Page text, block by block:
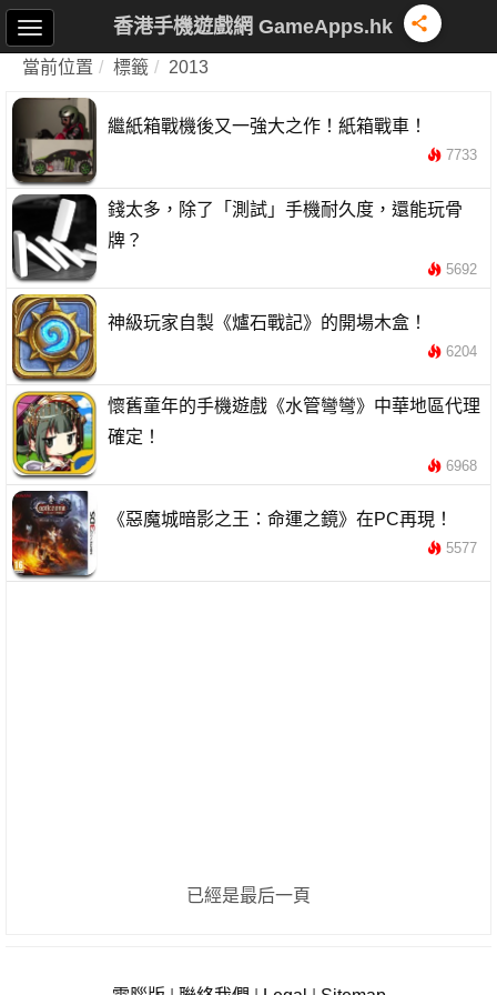
香港手機遊戲網 GameApps.hk
當前位置 標籤 2013
繼紙箱戰機後又一強大之作！紙箱戰車！
7733
錢太多，除了「測試」手機耐久度，還能玩骨
牌？
5692
神級玩家自製《爐石戰記》的開場木盒！
6204
懷舊童年的手機遊戲《水管彎彎》中華地區代理
確定！
6968
《惡魔城暗影之王：命運之鏡》在PC再現！
5577
已經是最后一頁